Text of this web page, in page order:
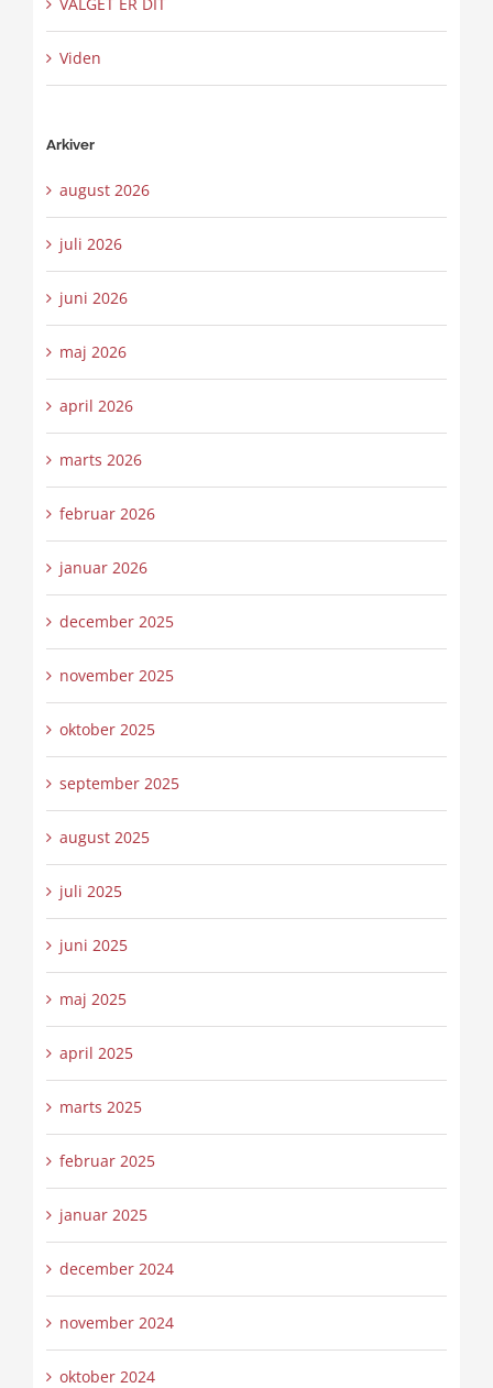
VALGET ER DIT
Viden
Arkiver
august 2026
juli 2026
juni 2026
maj 2026
april 2026
marts 2026
februar 2026
januar 2026
december 2025
november 2025
oktober 2025
september 2025
august 2025
juli 2025
juni 2025
maj 2025
april 2025
marts 2025
februar 2025
januar 2025
december 2024
november 2024
oktober 2024